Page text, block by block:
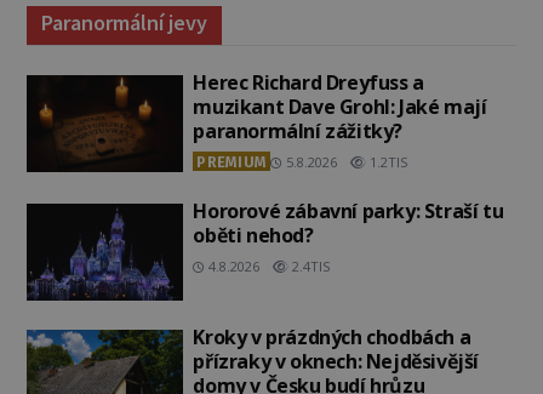
Paranormální jevy
Herec Richard Dreyfuss a
muzikant Dave Grohl: Jaké mají
paranormální zážitky?
PREMIUM 5.8.2026 1.2TIS
Hororové zábavní parky: Straší tu
oběti nehod?
4.8.2026 2.4TIS
Kroky v prázdných chodbách a
přízraky v oknech: Nejděsivější
domy v Česku budí hrůzu